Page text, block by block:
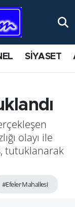
SİYASET
olayı ile
tutuklanarak
#Efeler Mahallesi